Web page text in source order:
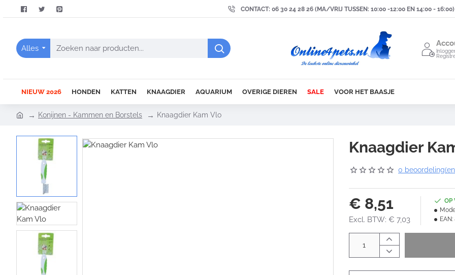
CONTACT: 06 30 24 28 26 (MA/VRIJ TUSSEN: 10:00 -12:00 EN 14:00 - 16:00)
Alles
Zoeken
NIEUW 2026 HONDEN KATTEN KNAAGDIER AQUARIUM OVERIGE DIEREN SALE VOOR HET BAASJE
m
Konijnen - Kammen en Borstels Knaagdier Kam Vlo
Knaagdier
0
€ 8,51
Excl. BTW: € 7,03
OP
EAN: